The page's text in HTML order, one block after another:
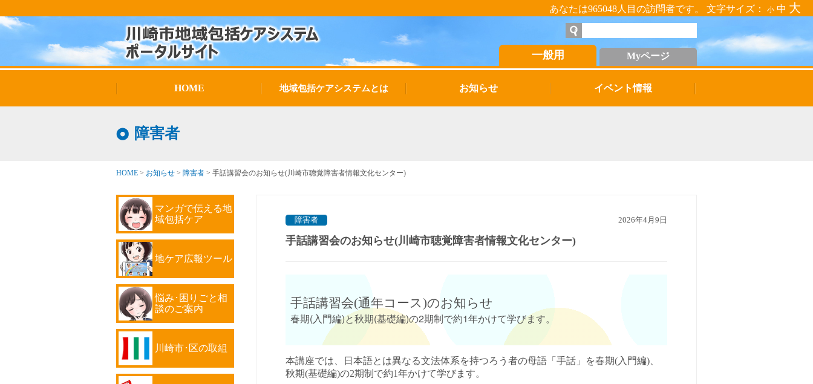
あなたは965048人目の訪問者です。 文字サイズ： 小 中 大
一般用 Myページ
HOME 地域包括ケアシステムとは お知らせ イベント情報
障害者
HOME > お知らせ > 障害者 > 手話講習会のお知らせ(川崎市聴覚障害者情報文化センター)
マンガで伝える地
域包括ケア
地ケア広報ツール
悩み･困りごと相
談のご案内
川崎市･区の取組
障害者 2026年4月9日
手話講習会のお知らせ(川崎市聴覚障害者情報文化センター)
手話講習会(通年コース)のお知らせ
春期(入門編)と秋期(基礎編)の2期制で約1年かけて学びます。
本講座では、日本語とは異なる文法体系を持つろう者の母語「手話」を春期(入門編)、
秋期(基礎編)の2期制で約1年かけて学びます。